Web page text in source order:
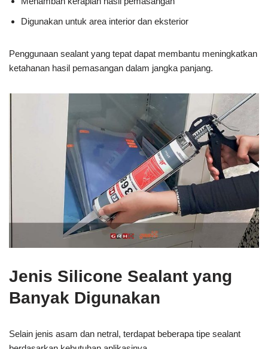
Digunakan untuk area interior dan eksterior
Penggunaan sealant yang tepat dapat membantu meningkatkan
ketahanan hasil pemasangan dalam jangka panjang.
Jenis Silicone Sealant yang
Banyak Digunakan
Selain jenis asam dan netral, terdapat beberapa tipe sealant